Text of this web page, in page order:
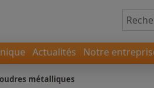
Actualités Notre
métalliques